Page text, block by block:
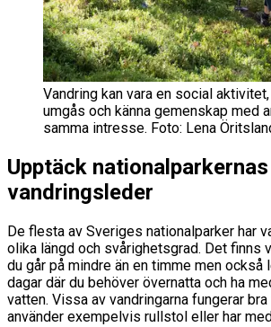
Vandring kan vara en social
umgås och känna gemenskap med
samma intresse. Foto: Lena
Upptäck nationalparkernas
vandringsleder
De flesta av Sveriges nationalparker har
olika längd och svårighetsgrad. Det finns
du går på mindre än en timme men också
dagar där du behöver övernatta och ha
vatten. Vissa av vandringarna fungerar
använder exempelvis rullstol eller har